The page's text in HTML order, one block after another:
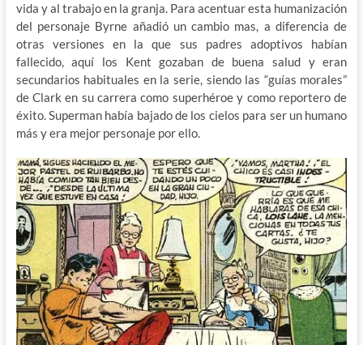
vida y al trabajo en la granja. Para acentuar esta humanización
del personaje Byrne añadió un cambio mas, a diferencia de
otras versiones en la que sus padres adoptivos habían
fallecido, aquí los Kent gozaban de buena salud y eran
secundarios habituales en la serie, siendo las “guías morales”
de Clark en su carrera como superhéroe y como reportero de
éxito. Superman había bajado de los cielos para ser un humano
más y era mejor personaje por ello.